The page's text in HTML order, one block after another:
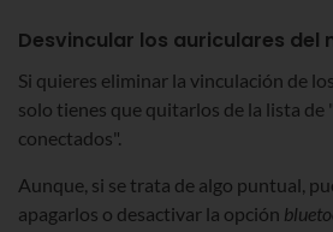
Desvincular los auriculares del
Si quieres eliminar la vinculación de
solo tienes que quitarlos de la lista
conectados".
Aunque, si se trata de algo puntual,
apagarlos o desactivar la opción